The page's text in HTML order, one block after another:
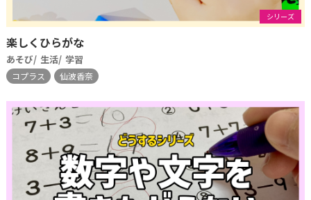
シリーズ
楽しくひらがな
あそび 生活 学習
コプラス 仙波香奈